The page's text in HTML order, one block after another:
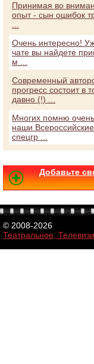
Принимая во
опыт - сын ошибок
Очень интересно!
чате вы найдете
м ...
Современный
прогресс состоит в
давно (!) ...
Многих помню
наши
спецгр ...
Добавьте
© 2008-2026
Театральное,